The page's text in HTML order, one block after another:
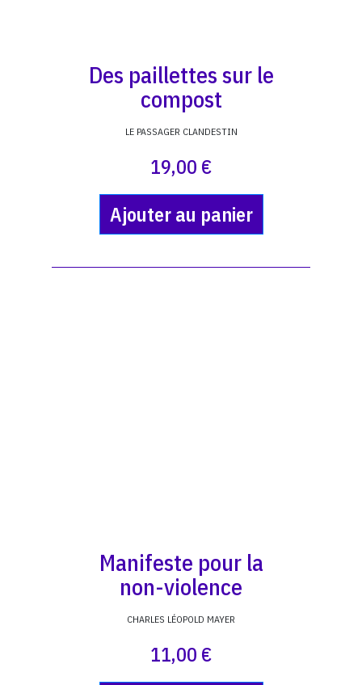
Des paillettes sur le
compost
LE PASSAGER CLANDESTIN
19,00 €
Ajouter au panier
Manifeste pour la
non-violence
CHARLES LÉOPOLD MAYER
11,00 €